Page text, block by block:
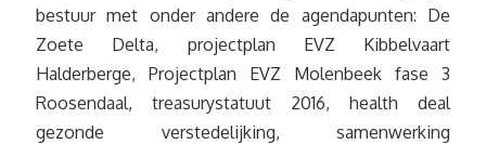
bestuur met onder andere de agendapunten: De
Zoete Delta, projectplan EVZ Kibbelvaart
Halderberge, Projectplan EVZ Molenbeek fase 3
Roosendaal, treasurystatuut 2016, health deal
gezonde verstedelijking, samenwerking